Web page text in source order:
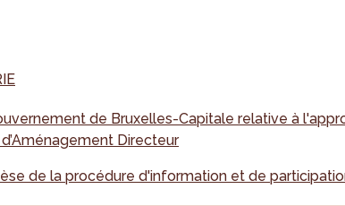
de Bruxelles-Capitale relative à
Directeur
de la procédure d'information et de